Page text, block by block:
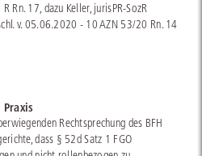
Rn. 17, dazu Keller, jurisPR-SozR
v. 05.06.2020 - 10 AZN 53/20 Rn. 14
Rechtsprechung des BFH
dass § 52d Satz 1 FGO